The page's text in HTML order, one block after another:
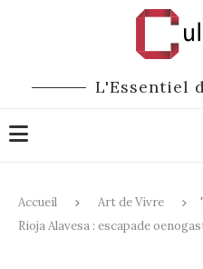
L'Essentiel
Accueil Art de Vivre
Rioja Alavesa : escapade